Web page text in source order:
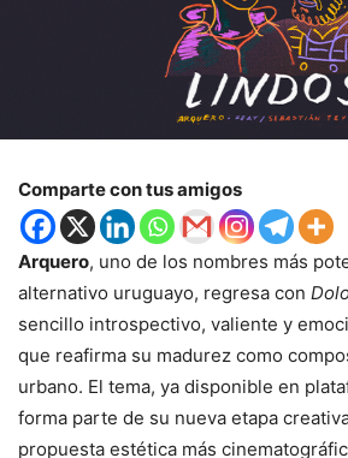
Comparte con tus amigos
Arquero, uno de los nombres más
alternativo uruguayo, regresa con
sencillo introspectivo, valiente y
que reafirma su madurez como
urbano. El tema, ya disponible en
forma parte de su nueva etapa
propuesta estética más